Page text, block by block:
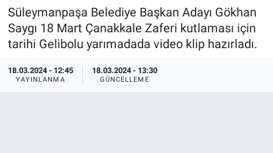
Süleymanpaşa Belediye Başkan Adayı Gökhan
Saygı 18 Mart Çanakkale Zaferi kutlaması için
tarihi Gelibolu yarımadada video klip hazırladı.
18.03.2024 - 12:45
YAYINLANMA
18.03.2024 - 13:30
GÜNCELLEME